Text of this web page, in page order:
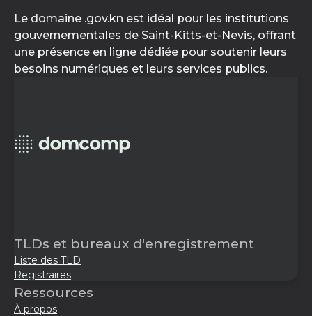
Le domaine .gov.kn est idéal pour les institutions
gouvernementales de Saint-Kitts-et-Nevis, offrant
une présence en ligne dédiée pour soutenir leurs
besoins numériques et leurs services publics.
TLDs et bureaux d'enregistrement
Liste des TLD
Registraires
Ressources
À propos